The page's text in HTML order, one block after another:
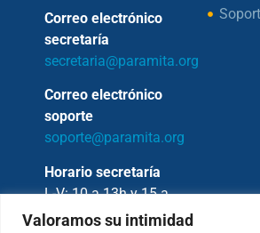
Valoramos su intimidad
Correo electrónico
secretaría
secretaria@paramita.org
Correo electrónico
soporte
soporte@paramita.org
Horario secretaría
L-V: 10 a 13h y 15 a
17h